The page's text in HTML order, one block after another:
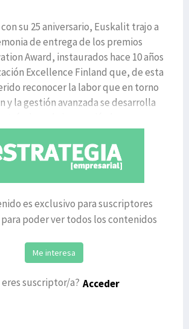
su 25 aniversario, Euskalit trajo a
de entrega de los premios
Award, instaurados hace 10 años
Excellence Finland que, de esta
reconocer la labor que en torno
y la gestión avanzada se desarrolla
es exclusivo para suscriptores
poder ver todos los contenidos
Me interesa
eres suscriptor/a? Acceder